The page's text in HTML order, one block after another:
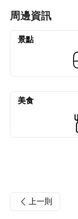
周邊資訊
景點
美食
上一則